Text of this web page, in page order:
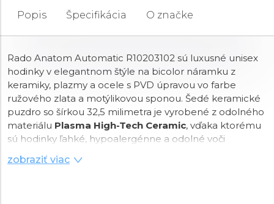
Popis Špecifikácia O značke
Rado Anatom Automatic R10203102 sú luxusné unisex
hodinky v elegantnom štýle na bicolor náramku z
keramiky, plazmy a ocele s PVD úpravou vo farbe
ružového zlata a motýlikovou sponou. Šedé keramické
puzdro so šírkou 32,5 milimetra je vyrobené z odolného
materiálu Plasma High-Tech Ceramic, vďaka ktorému
sú hodinky ľahké, hypoalergénne a odolné voči
poškriabaniu.
ocele a sklíčka umožňuje sledovať chod strojčeka. Šedý
zobraziť viac